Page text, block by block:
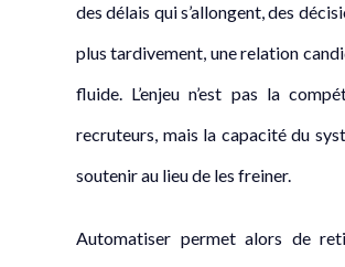
des délais qui s’allongent, des
plus tardivement, une relation
fluide. L’enjeu n’est pas la
recruteurs, mais la capacité du
soutenir au lieu de les freiner.
Automatiser permet alors de